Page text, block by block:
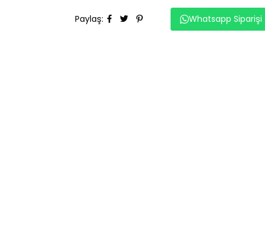
Paylaş: Whatsapp Siparişi